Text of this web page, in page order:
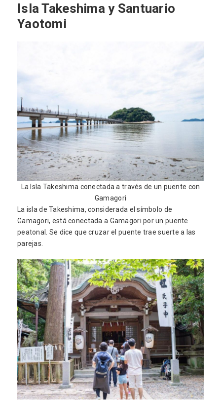
Isla Takeshima y Santuario
Yaotomi
La Isla Takeshima conectada a través de un puente con
Gamagori
La isla de Takeshima, considerada el símbolo de
Gamagori, está conectada a Gamagori por un puente
peatonal. Se dice que cruzar el puente trae suerte a las
parejas.